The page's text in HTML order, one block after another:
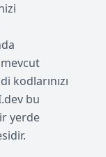
kodlarınızı
bu
yerde